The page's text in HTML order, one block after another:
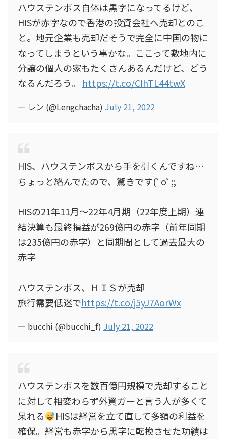
ハウステンボス自体は黒字になってるけど、
HISが赤字なので香港の投資会社へ売却とのこ
と。地元企業も売却だそうで完全に中国の物に
なってしまうという事かな。ここって敷地内に
分譲の個人の家もたくさんあるんだけど、どう
なるんだろう。 https://t.co/CIhTL44twX
— レン (@Lengchacha) July 21, 2022
HIS、ハウステンボスから手を引くんですね…
ちょっと絡んでたので、驚きです(ﾟoﾟ;;
HISの21年11月～22年4月期（22年度上期）連
結決算も最終損益が269億円の赤字（前年同期
は235億円の赤字）と同期間として過去最大の
赤字
ハウステンボス、ＨＩＳが売却
旅行需要低迷でhttps://t.co/j5yJ7AorWx
— bucchi (@bucchi_f) July 21, 2022
ハウステンボスを数百億円規模で売却すること
に対して相変わらず外資ガーと言う人が多くて
呆れる
HISは経営を立て直して多額の利益を
確保。経営も赤字から黒字に転換させた功績は